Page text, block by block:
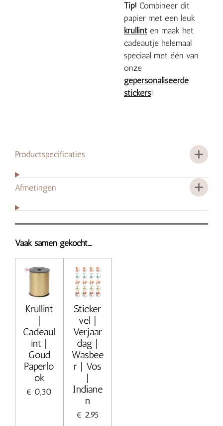
Tip! Combineer dit
papier met een leuk
krullint en maak het
cadeautje helemaal
speciaal met één van
onze
gepersonaliseerde
stickers!
Productspecificaties
Afmetingen
Vaak samen gekocht....
Krullint
|
Cadeaul
int |
Goud
Paperlo
ok
€ 0,30
Sticker
vel |
Verjaar
dag |
Wasbee
r | Vos
|
Indiane
n
€ 2,95